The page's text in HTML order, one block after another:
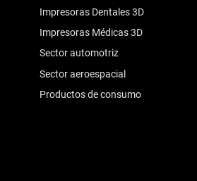
Impresoras Dentales 3D
Impresoras Médicas 3D
Sector automotriz
Sector aeroespacial
Productos de consumo